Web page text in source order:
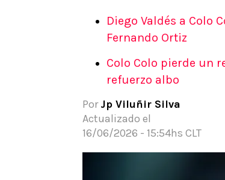
Apuestas Mundial 2026
Diego Valdés a Colo
Fernando Ortiz
Colo Colo pierde un
refuerzo albo
Por Jp Viluñir Silva
Actualizado el
16/06/2026 - 15:54hs CLT